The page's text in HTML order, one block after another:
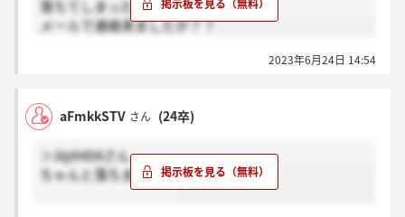
落ちてしまったのですね、、
メールで連絡来ましたか？？
2023年6月24日 14:54
aFmkkSTV さん (24卒)
＞3iplI4D8さん
ちゃんと落ちました。